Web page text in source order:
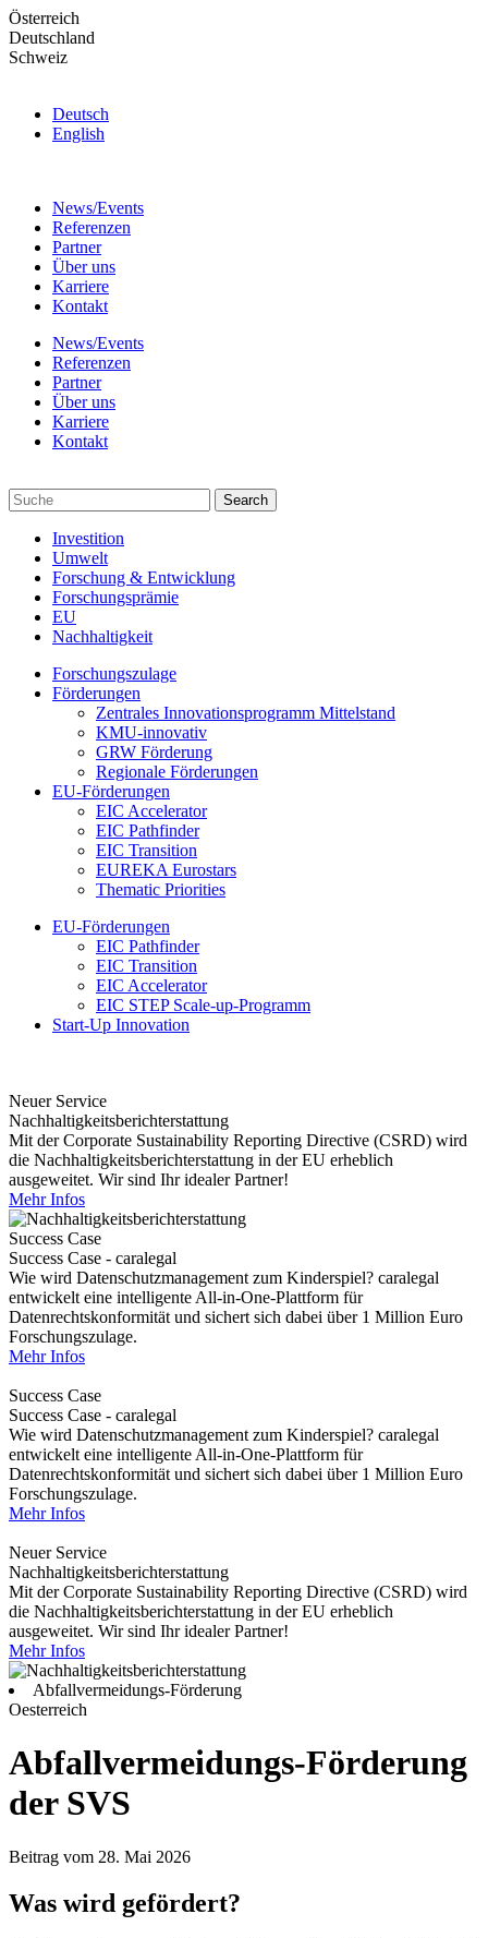
Skip
to
the
Österreich
Deutschland
Schweiz
Deutsch
English
News/Events
Referenzen
Partner
Über uns
Karriere
Kontakt
News/Events
Referenzen
Partner
Über uns
Karriere
Kontakt
Investition
Umwelt
Forschung & Entwicklung
Forschungsprämie
EU
Nachhaltigkeit
Forschungszulage
Förderungen
Zentrales Innovationsprogramm Mittelstand
KMU-innovativ
GRW Förderung
Regionale Förderungen
EU-Förderungen
EIC Accelerator
EIC Pathfinder
EIC Transition
EUREKA Eurostars
Thematic Priorities
EU-Förderungen
EIC Pathfinder
EIC Transition
EIC Accelerator
EIC STEP Scale-up-Programm
Start-Up Innovation
Neuer Service
Nachhaltigkeitsberichterstattung
Mit der Corporate Sustainability Reporting Directive (CSRD) wird
die Nachhaltigkeitsberichterstattung in der EU erheblich
ausgeweitet. Wir sind Ihr idealer Partner!
Mehr Infos
Success Case
Success Case - caralegal
Wie wird Datenschutzmanagement zum Kinderspiel? caralegal
entwickelt eine intelligente All-in-One-Plattform für
Datenrechtskonformität und sichert sich dabei über 1 Million Euro
Forschungszulage.
Mehr Infos
Success Case
Success Case - caralegal
Wie wird Datenschutzmanagement zum Kinderspiel? caralegal
entwickelt eine intelligente All-in-One-Plattform für
Datenrechtskonformität und sichert sich dabei über 1 Million Euro
Forschungszulage.
Mehr Infos
Neuer Service
Nachhaltigkeitsberichterstattung
Mit der Corporate Sustainability Reporting Directive (CSRD) wird
die Nachhaltigkeitsberichterstattung in der EU erheblich
ausgeweitet. Wir sind Ihr idealer Partner!
Mehr Infos
Abfallvermeidungs-Förderung
Oesterreich
Abfallvermeidungs-Förderung
der SVS
Beitrag vom 28. Mai 2026
Was wird gefördert?